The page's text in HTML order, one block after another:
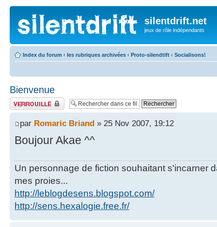
silentdrift.net
jeux de rôle indépendants
Index du forum ‹ les rubriques archivées ‹ Proto-silendtift ‹ Socialisons!
Bienvenue
Fil verrouillé
par Romaric Briand » 25 Nov 2007, 19:12
Boujour Akae ^^
Un personnage de fiction souhaitant s'incarner
mes proies...
http://leblogdesens.blogspot.com/
http://sens.hexalogie.free.fr/